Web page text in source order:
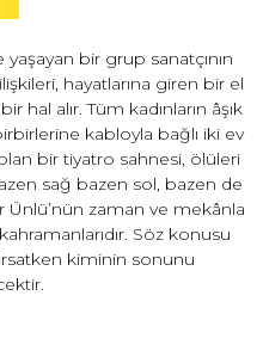
bir grup sanatçının
hayatlarına giren bir el
hal alır. Tüm kadınların âşık
kabloyla bağlı iki ev
bir tiyatro sahnesi, ölüleri
sağ bazen sol, bazen de
Ünlü’nün zaman ve mekânla
Söz konusu
kiminin sonunu